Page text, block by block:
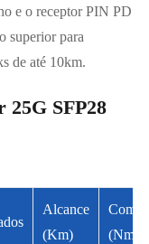
e o receptor PIN PD
superior para
de até 10km.
25G SFP28
Alcance
(Km)
(Nm)